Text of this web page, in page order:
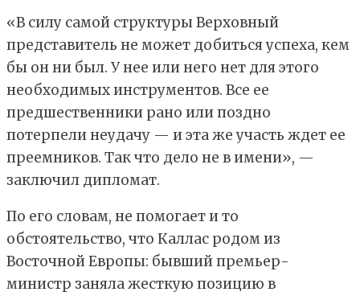
«В силу самой структуры Верховный
представитель не может добиться успеха, кем
бы он ни был. У нее или него нет для этого
необходимых инструментов. Все ее
предшественники рано или поздно
потерпели неудачу — и эта же участь ждет ее
преемников. Так что дело не в имени», —
заключил дипломат.
По его словам, не помогает и то
обстоятельство, что Каллас родом из
Восточной Европы: бывший премьер-
министр заняла жесткую позицию в